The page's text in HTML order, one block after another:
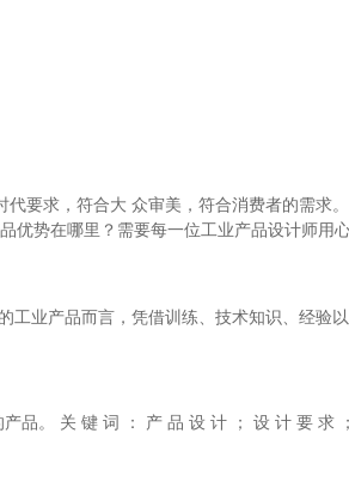
代要求，符合大 众审美，符合消费者的需求。
优势在哪里？需要每一位工业产品设计师用心
业产品而言，凭借训练、技术知识、经验
品。 关 键 词 ： 产 品 设 计 ； 设 计 要 求 ；